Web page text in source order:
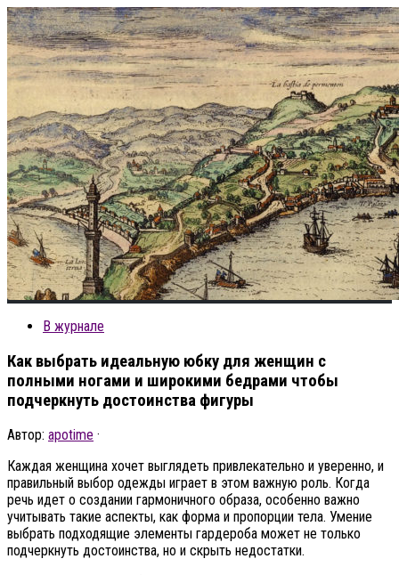
В журнале
Как выбрать идеальную юбку для женщин с
полными ногами и широкими бедрами чтобы
подчеркнуть достоинства фигуры
Автор: apotime ·
Каждая женщина хочет выглядеть привлекательно и уверенно, и
правильный выбор одежды играет в этом важную роль. Когда
речь идет о создании гармоничного образа, особенно важно
учитывать такие аспекты, как форма и пропорции тела. Умение
выбрать подходящие элементы гардероба может не только
подчеркнуть достоинства, но и скрыть недостатки.